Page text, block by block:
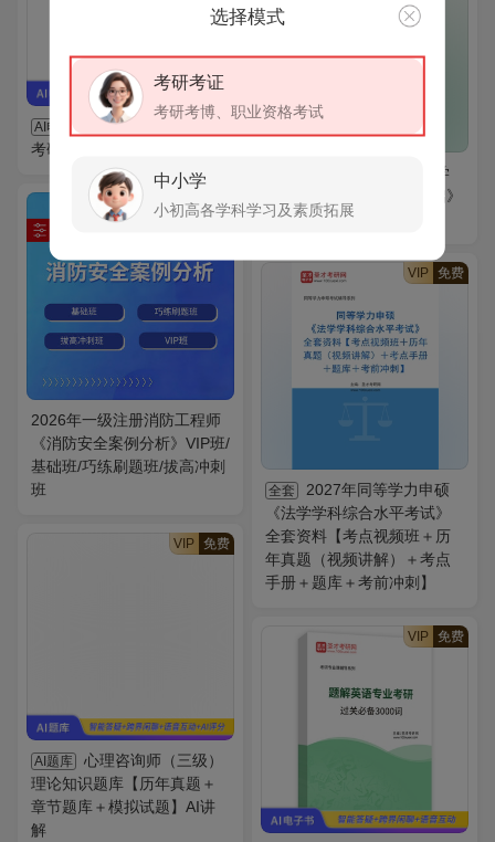
AI电子书
全国名校二外英语
考研真题AI讲解
2027年宁波大学商学
院《434国际商务专业基础》
考研全套
2026年一级注册消防工程师
《消防安全案例分析》VIP班/
基础班/巧练刷题班/拔高冲刺
班
VIP 免费
全套
2027年同等学力申硕
《法学学科综合水平考试》
全套资料【考点视频班＋历
年真题（视频讲解）＋考点
手册＋题库＋考前冲刺】
VIP 免费
AI题库
心理咨询师（三级）
理论知识题库【历年真题＋
章节题库＋模拟试题】AI讲
解
VIP 免费
选择模式
考研考证
考研考博、职业资格考试
中小学
小初高各学科学习及素质拓展